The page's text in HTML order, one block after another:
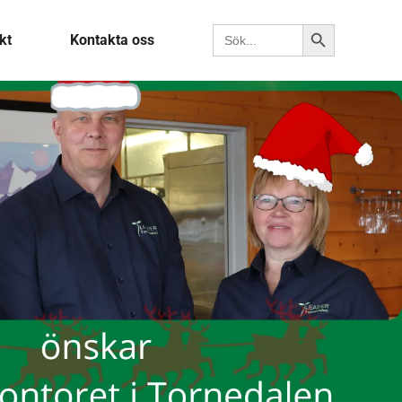
Kontakta oss Search for: Search Button